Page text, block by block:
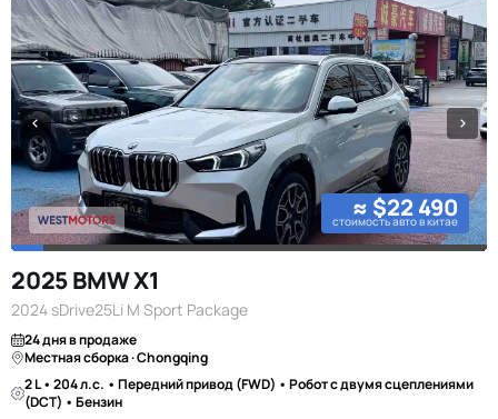
≈ $22 490
стоимость авто в китае
2025 BMW X1
2024 sDrive25Li M Sport Package
24 дня в продаже
Местная сборка · Chongqing
2 L • 204 л.с. • Передний привод (FWD) • Робот с двумя сцеплениями
(DCT) • Бензин